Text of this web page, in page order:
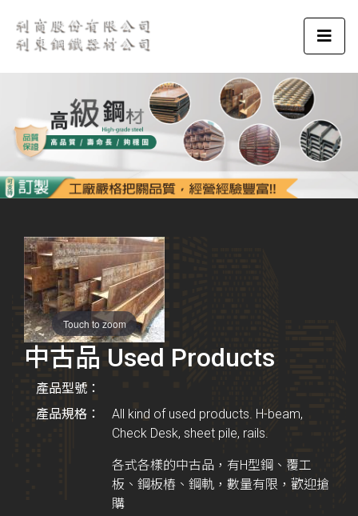
Touch to zoom
中古品 Used Products
產品型號：
產品規格：
All kind of used products. H-beam,
Check Desk, sheet pile, rails.
各式各樣的中古品，有H型鋼、覆工
板、鋼板樁、鋼軌，數量有限，歡迎搶
購